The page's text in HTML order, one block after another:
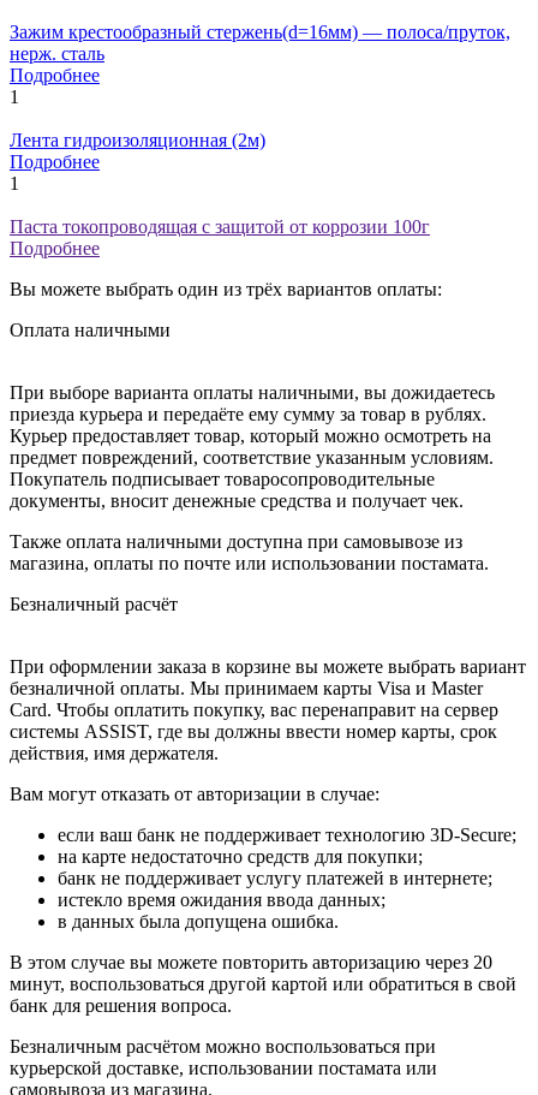
Зажим крестообразный стержень(d=16мм) — полоса/пруток,
нерж. сталь
Подробнее
1
Лента гидроизоляционная (2м)
Подробнее
1
Паста токопроводящая с защитой от коррозии 100г
Подробнее
Вы можете выбрать один из трёх вариантов оплаты:
Оплата наличными
При выборе варианта оплаты наличными, вы дожидаетесь
приезда курьера и передаёте ему сумму за товар в рублях.
Курьер предоставляет товар, который можно осмотреть на
предмет повреждений, соответствие указанным условиям.
Покупатель подписывает товаросопроводительные
документы, вносит денежные средства и получает чек.
Также оплата наличными доступна при самовывозе из
магазина, оплаты по почте или использовании постамата.
Безналичный расчёт
При оформлении заказа в корзине вы можете выбрать вариант
безналичной оплаты. Мы принимаем карты Visa и Master
Card. Чтобы оплатить покупку, вас перенаправит на сервер
системы ASSIST, где вы должны ввести номер карты, срок
действия, имя держателя.
Вам могут отказать от авторизации в случае:
если ваш банк не поддерживает технологию 3D-Secure;
на карте недостаточно средств для покупки;
банк не поддерживает услугу платежей в интернете;
истекло время ожидания ввода данных;
в данных была допущена ошибка.
В этом случае вы можете повторить авторизацию через 20
минут, воспользоваться другой картой или обратиться в свой
банк для решения вопроса.
Безналичным расчётом можно воспользоваться при
курьерской доставке, использовании постамата или
самовывоза из магазина.